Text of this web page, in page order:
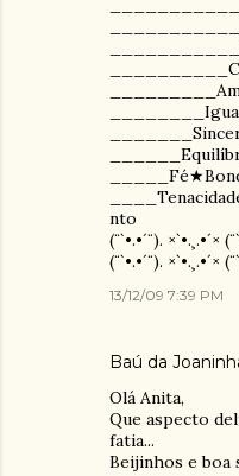
nto
(¨`•.•´¨). ×`•.¸.•´×
(¨`•.•´¨). ×`•.¸.•´×
13/12/09 7:39 PM
Baú da
Olá Anita,
Que aspecto
fatia...
Beijinhos e boa